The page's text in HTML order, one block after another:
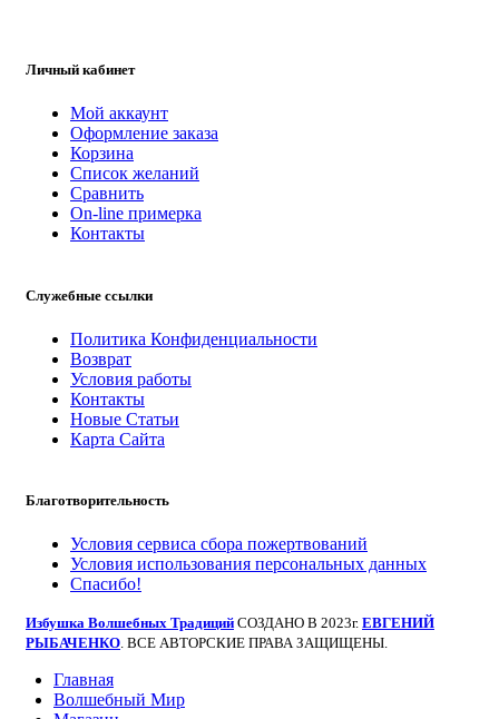
Личный кабинет
Мой аккаунт
Оформление заказа
Корзина
Список желаний
Сравнить
On-line примерка
Контакты
Служебные ссылки
Политика Конфиденциальности
Возврат
Условия работы
Контакты
Новые Статьи
Карта Сайта
Благотворительность
Условия сервиса сбора пожертвований
Условия использования персональных данных
Спасибо!
Избушка Волшебных Традиций СОЗДАНО В 2023г. ЕВГЕНИЙ
РЫБАЧЕНКО. ВСЕ АВТОРСКИЕ ПРАВА ЗАЩИЩЕНЫ.
Главная
Волшебный Мир